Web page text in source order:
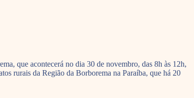
que acontecerá no dia 30 de novembro, das 8h às 12h,
rurais da Região da Borborema na Paraíba, que há 20